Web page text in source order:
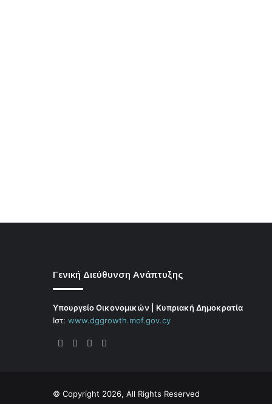
Γενική Διεύθυνση Ανάπτυξης
Υπουργείο Οικονομικών | Κυπριακή Δημοκρατία
Ιστ: www.dggrowth.mof.gov.cy
Facebook
X LinkedIn
© Copyright 2026, All Rights Reserved